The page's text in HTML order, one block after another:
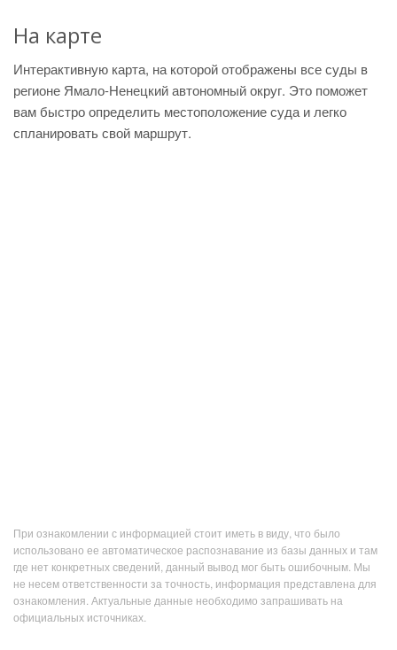
На карте
Интерактивную карта, на которой отображены все суды в
регионе Ямало-Ненецкий автономный округ. Это поможет
вам быстро определить местоположение суда и легко
спланировать свой маршрут.
При ознакомлении с информацией стоит иметь в виду, что было
использовано ее автоматическое распознавание из базы данных и там
где нет конкретных сведений, данный вывод мог быть ошибочным. Мы
не несем ответственности за точность, информация представлена для
ознакомления. Актуальные данные необходимо запрашивать на
официальных источниках.